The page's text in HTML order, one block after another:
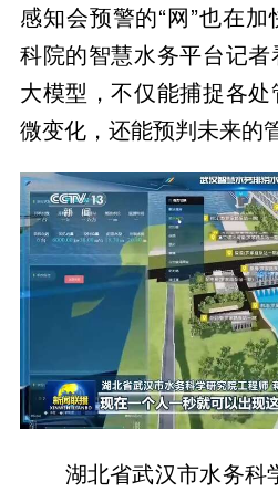
感知会预警的“网”也在
科院的智慧水务平台记
大模型，不仅能捕捉各
微变化，还能预判未来的
湖北省武汉市水务科